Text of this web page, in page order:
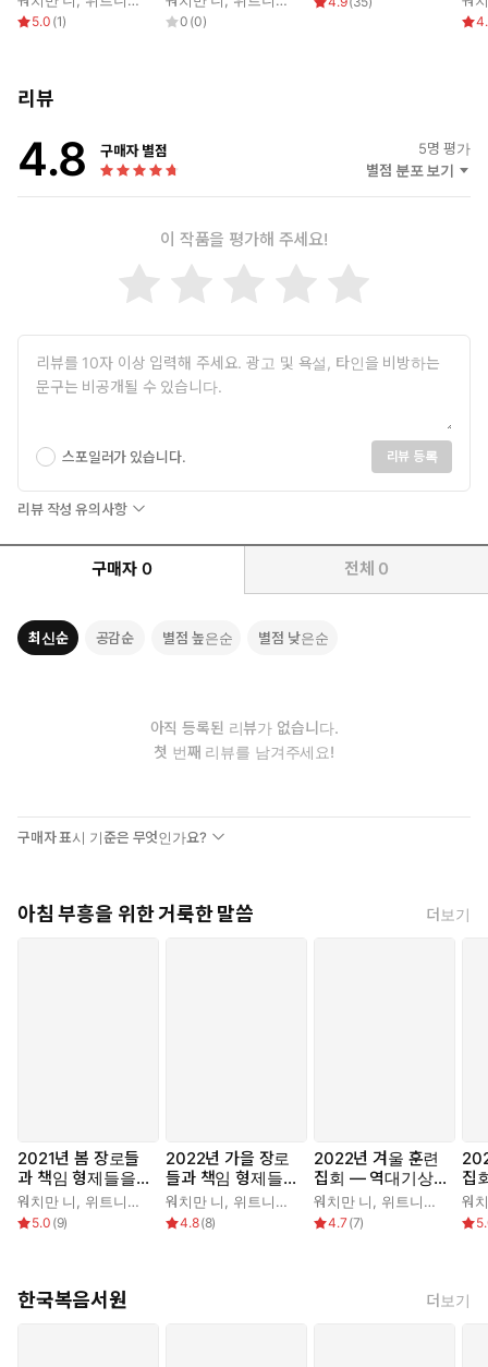
다.5.0 (1) 0 (0)
리뷰
4.8 구매자 별점 5명 평가
별점 분포 보기
이 작품을 평가해 주세요!
스포일러가 있습니다. 리뷰 등록
리뷰 작성 유의사항
구매자 0 전체 0
최신순 공감순 별점 높은순 별점 낮은순
아직 등록된 리뷰가 없습니다.
첫 번째 리뷰를 남겨주세요!
구매자 표시 기준은 무엇인가요?
아침 부흥을 위한 거룩한 말씀 더보기
2021년 봄 장로들
과 책임 형제들을
위한 국제 훈련
워치만 니 위트니스 리
5.0 (9)
2022년 가을 장로
들과 책임 형제들을
위한 국제 훈련
워치만 니 위트니스 리
4.8(8)
2022년 겨울 훈련
집회 ― 역대기상
하, 에스라기, 느헤
미야기, 에스더기
결정 연구 양식 1권
워치만 니 위트니스 리
4.7 (7)
집
하,
미
결
워
한국복음서원 더보기